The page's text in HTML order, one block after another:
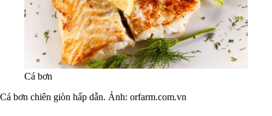
Cá bơn
Cá bơn chiên giòn hấp dẫn. Ảnh: orfarm.com.vn